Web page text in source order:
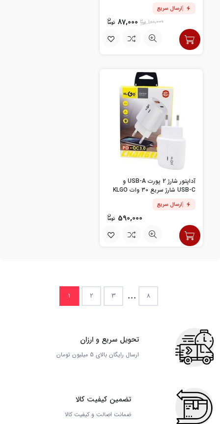
ارسال سریع
100,000
87,000
آداپتور شارژ 2 پورت USB-A و
USB-C شارژ سریع 30 وات KLGO
ارسال سریع
590,000
1 2 3 ... 8
تحویل سریع و ارزان
ارسال رایگان بالای 5 میلیون تومان
تضمین کیفیت کالا
ضمانت اصالت و کیفیت کالا